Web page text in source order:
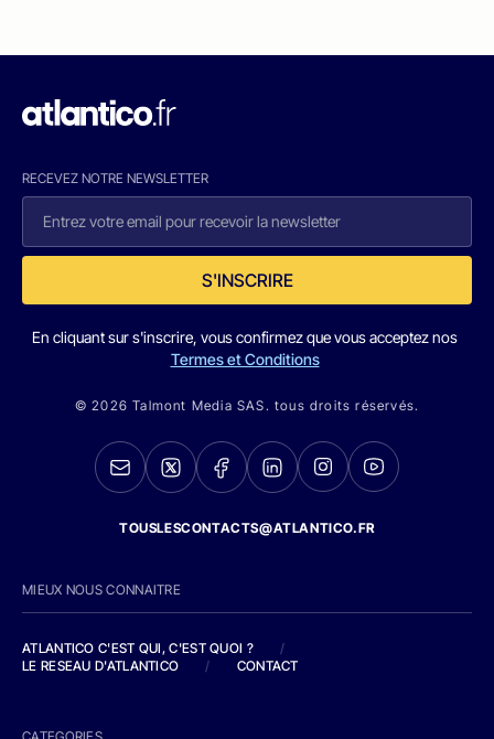
RECEVEZ NOTRE NEWSLETTER
S'INSCRIRE
En cliquant sur s'inscrire, vous confirmez que vous acceptez nos
Termes et Conditions
© 2026 Talmont Media SAS. tous droits réservés.
TOUSLESCONTACTS@ATLANTICO.FR
MIEUX NOUS CONNAITRE
ATLANTICO C'EST QUI, C'EST QUOI ?
/
LE RESEAU D'ATLANTICO
/ CONTACT